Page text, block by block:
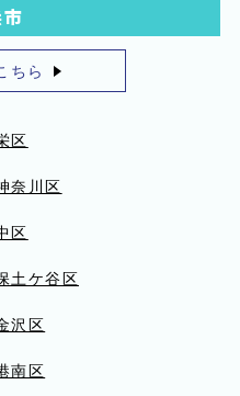
ちら
区
奈川区
区
土ケ谷区
沢区
南区